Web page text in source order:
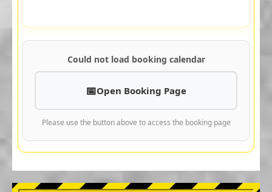
Could not load booking calendar
Open Booking Page
Please use the button above to access the booking page